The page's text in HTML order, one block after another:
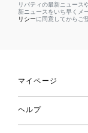
リバティの最新ニュース
新ニュースをいち早くメ
リシーに同意してからご
マイページ
ロイヤリティプログラ
パスワード再設定
ヘルプ